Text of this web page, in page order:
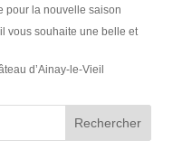
pour la nouvelle saison
vous souhaite une belle et
d’Ainay-le-Vieil